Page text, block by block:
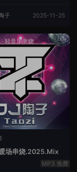
子 2025-11-25
·轻音乐串烧
场串烧.2025.Mix
免费